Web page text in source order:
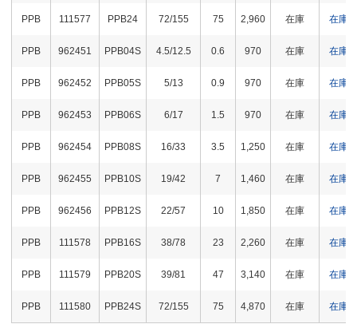
PPB 111577 PPB24 72/155 75 2,960 在庫 在庫〇
PPB 962451 PPB04S 4.5/12.5 0.6 970 在庫 在庫〇
PPB 962452 PPB05S 5/13 0.9 970 在庫 在庫〇
PPB 962453 PPB06S 6/17 1.5 970 在庫 在庫〇
PPB 962454 PPB08S 16/33 3.5 1,250 在庫 在庫〇
PPB 962455 PPB10S 19/42 7 1,460 在庫 在庫△
PPB 962456 PPB12S 22/57 10 1,850 在庫 在庫〇
PPB 111578 PPB16S 38/78 23 2,260 在庫 在庫△
PPB 111579 PPB20S 39/81 47 3,140 在庫 在庫〇
PPB 111580 PPB24S 72/155 75 4,870 在庫 在庫〇